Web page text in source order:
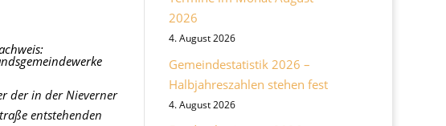
der in der Nieverner
entstehenden
2026
4. August 2026
Gemeindestatistik 2026 –
Halbjahreszahlen stehen fest
4. August 2026